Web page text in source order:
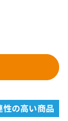
の高い商品